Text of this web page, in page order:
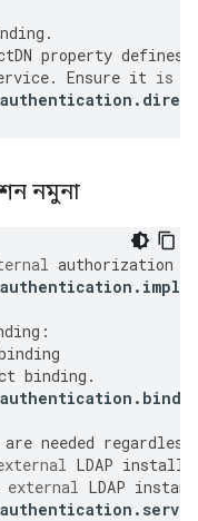
.
property defines
. Ensure it is
authentication . direct
নমুনা
authorization
authentication .
:
binding .
authentication . bind
are needed regardless
LDAP
external LDAP
authentication . server